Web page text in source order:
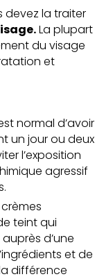
devez la traiter
La plupart
du visage
et
normal d’avoir
un jour ou deux
l’exposition
agressif
teint qui
d’une
et de
différence